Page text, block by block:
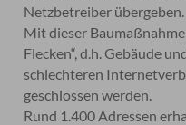
Netzbetreiber übergeben.
Mit dieser
Flecken“, d.h. Gebäude
schlechteren
geschlossen werden.
Rund 1.400 Adressen